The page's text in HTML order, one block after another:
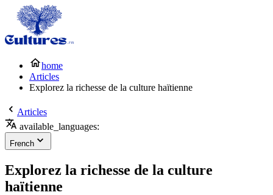
home
Articles
Explorez la richesse de la culture haïtienne
Articles
available_languages:
French
Explorez la richesse de la culture
haïtienne